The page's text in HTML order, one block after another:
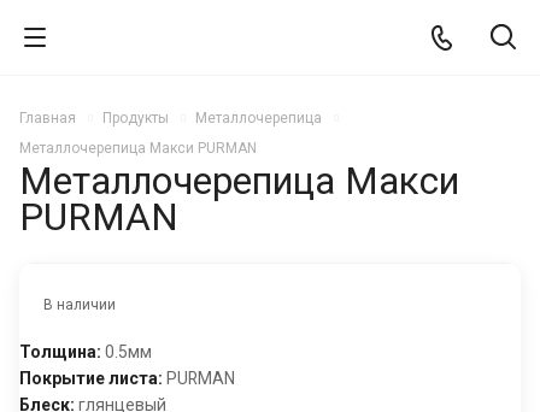
Главная Продукты
Металлочерепица
Металлочерепица Макси PURMAN
Металлочерепица Макси
PURMAN
В наличии
Толщина: 0.5мм
Покрытие листа: PURMAN
Блеск: глянцевый